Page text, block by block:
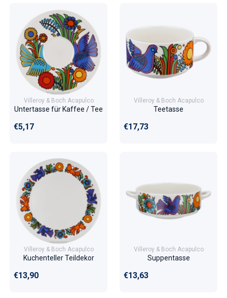
Villeroy & Boch Acapulco
Untertasse für Kaffee / Tee
Normaler Preis
€5,17
Villeroy & Boch Acapulco
Teetasse
Normaler Preis
€17,73
Villeroy & Boch Acapulco
Kuchenteller Teildekor
Normaler Preis
€13,90
Villeroy & Boch Acapulco
Suppentasse
Normaler Preis
€13,63